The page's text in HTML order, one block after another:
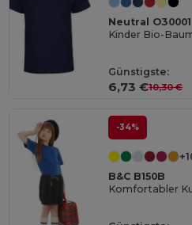
Neutral O30001
Günstigste:
6,73 €10,30 €
-34%
B&C B150B